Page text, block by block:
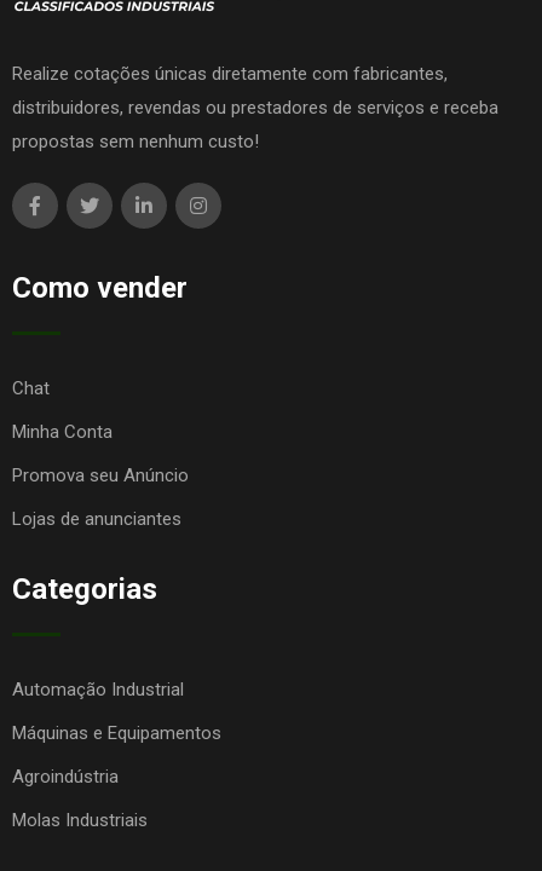
Realize cotações únicas diretamente com fabricantes,
distribuidores, revendas ou prestadores de serviços e receba
propostas sem nenhum custo!
Como vender
Chat
Minha Conta
Promova seu Anúncio
Lojas de anunciantes
Categorias
Automação Industrial
Máquinas e Equipamentos
Agroindústria
Molas Industriais